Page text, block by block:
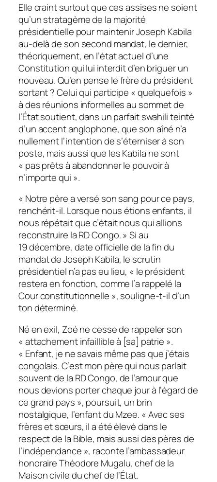
Elle craint surtout que ces assises ne soient
qu’un stratagème de la majorité
présidentielle pour maintenir Joseph Kabila
au-delà de son second mandat, le dernier,
théoriquement, en l’état actuel d’une
Constitution qui lui interdit d’en briguer un
nouveau. Qu’en pense le frère du président
sortant ? Celui qui participe « quelquefois »
à des réunions informelles au sommet de
l’État soutient, dans un parfait swahili teinté
d’un accent anglophone, que son aîné n’a
nullement l’intention de s’éterniser à son
poste, mais aussi que les Kabila ne sont
« pas prêts à abandonner le pouvoir à
n’importe qui ».
« Notre père a versé son sang pour ce pays,
renchérit-il. Lorsque nous étions enfants, il
nous répétait que c’était nous qui allions
reconstruire la RD Congo. » Si au
19 décembre, date officielle de la fin du
mandat de Joseph Kabila, le scrutin
présidentiel n’a pas eu lieu, « le président
restera en fonction, comme l’a rappelé la
Cour constitutionnelle », souligne-t-il d’un
ton déterminé.
Né en exil, Zoé ne cesse de rappeler son
« attachement infaillible à [sa] patrie ».
« Enfant, je ne savais même pas que j’étais
congolais. C’est mon père qui nous parlait
souvent de la RD Congo, de l’amour que
nous devions porter chaque jour à l’égard de
ce grand pays », poursuit, un brin
nostalgique, l’enfant du Mzee. « Avec ses
frères et sœurs, il a été élevé dans le
respect de la Bible, mais aussi des pères de
l’indépendance », raconte l’ambassadeur
honoraire Théodore Mugalu, chef de la
Maison civile du chef de l’État.